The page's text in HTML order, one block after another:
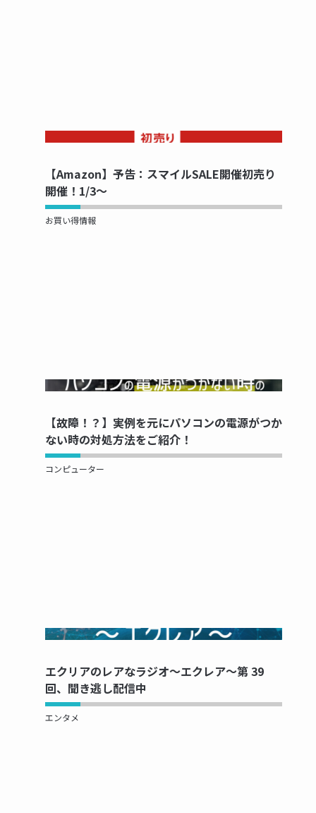
NOW PRINTING...
【Amazon】予告：スマイルSALE開催初売り
開催！1/3～
お買い得情報
NOW PRINTING...
【故障！？】実例を元にパソコンの電源がつか
ない時の対処方法をご紹介！
コンピューター
NOW PRINTING...
エクリアのレアなラジオ～エクレア～第 39
回、聞き逃し配信中
エンタメ